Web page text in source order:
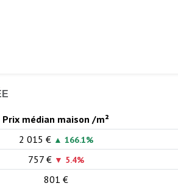
Prix médian maison /m²
2 015 € ▲ 166.1%
757 € ▼ 5.4%
801 €